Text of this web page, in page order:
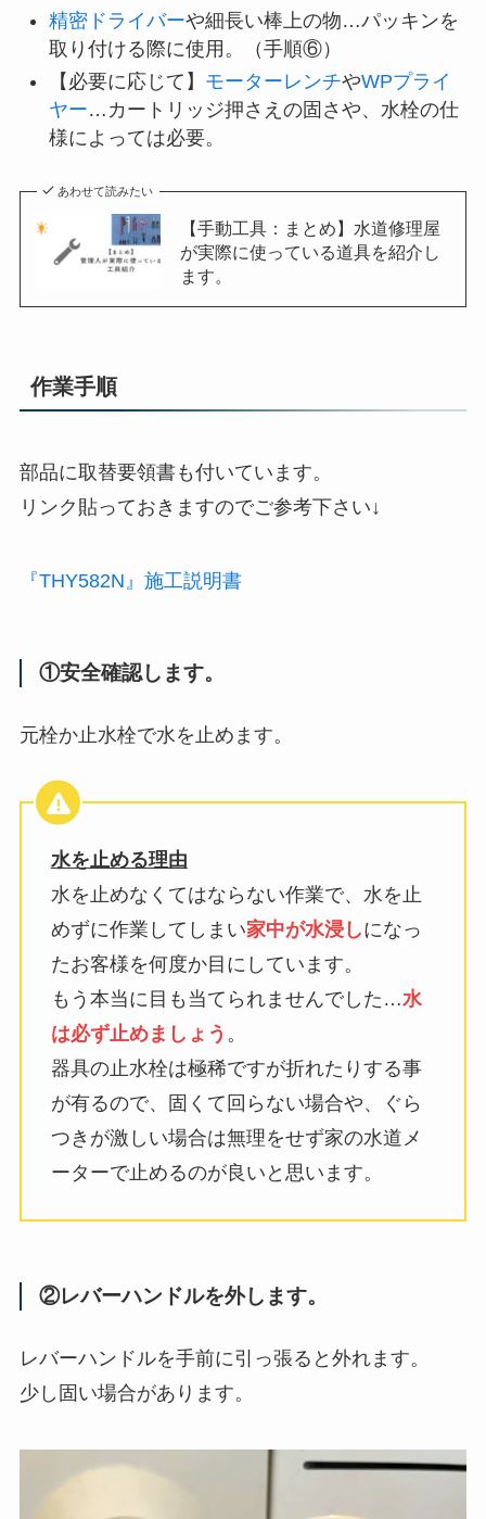
精密ドライバーや細長い棒上の物…パッキンを
取り付ける際に使用。（手順⑥）
【必要に応じて】 モーターレンチやWPプライ
ヤー…カートリッジ押さえの固さや、水栓の仕
様によっては必要。
あわせて読みたい
【手動工具：まとめ】水道修理屋
が実際に使っている道具を紹介し
ます。
作業手順
部品に取替要領書も付いています。
リンク貼っておきますのでご参考下さい↓
『THY582N』施工説明書
①安全確認します。
元栓か止水栓で水を止めます。
水を止める理由
水を止めなくてはならない作業で、水を止
めずに作業してしまい家中が水浸しになっ
たお客様を何度か目にしています。
もう本当に目も当てられませんでした…水
は必ず止めましょう 。
器具の止水栓は極稀ですが折れたりする事
が有るので、固くて回らない場合や、ぐら
つきが激しい場合は無理をせず家の水道メ
ーターで止めるのが良いと思います。
②レバーハンドルを外します。
レバーハンドルを手前に引っ張ると外れます。
少し固い場合があります。